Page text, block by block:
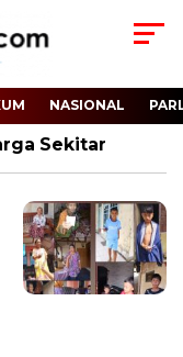
NASIONAL
Sekitar